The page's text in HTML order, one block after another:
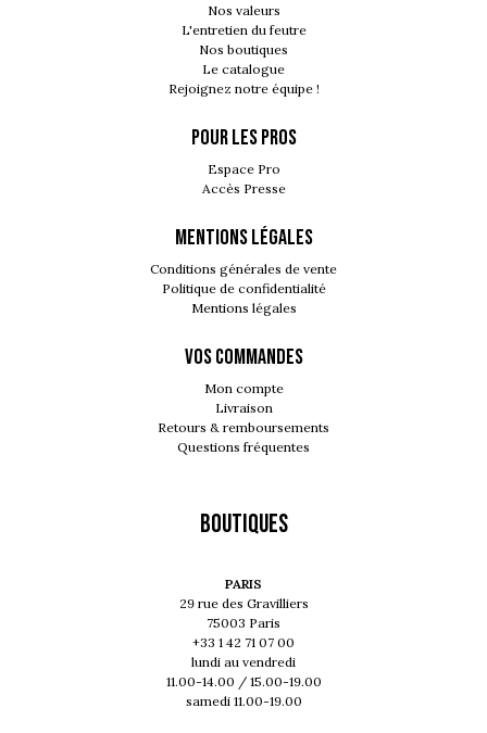
Nos valeurs
L'entretien du feutre
Nos boutiques
Le catalogue
Rejoignez notre équipe !
POUR LES PROS
Espace Pro
Accès Presse
MENTIONS LÉGALES
Conditions générales de vente
Politique de confidentialité
Mentions légales
VOS COMMANDES
Mon compte
Livraison
Retours & remboursements
Questions fréquentes
Boutiques
PARIS
29 rue des Gravilliers
75003 Paris
+33 1 42 71 07 00
lundi au vendredi
11.00-14.00 / 15.00-19.00
samedi 11.00-19.00